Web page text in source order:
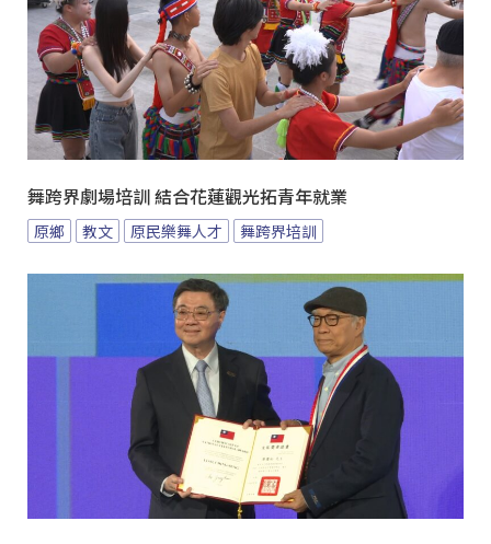
舞跨界劇場培訓 結合花蓮觀光拓青年就業
原鄉 教文 原民樂舞人才 舞跨界培訓